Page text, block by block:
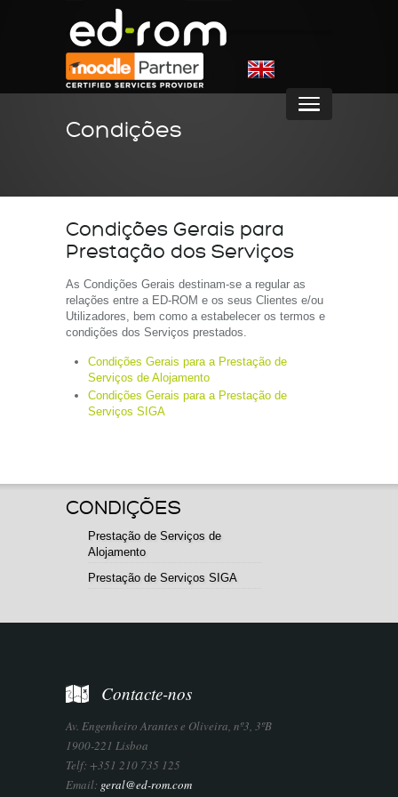
Condições
Condições Gerais para
Prestação dos Serviços
As Condições Gerais destinam-se a regular as
relações entre a ED-ROM e os seus Clientes e/ou
Utilizadores, bem como a estabelecer os termos e
condições dos Serviços prestados.
Condições Gerais para a Prestação de
Serviços de Alojamento
Condições Gerais para a Prestação de
Serviços SIGA
CONDIÇÕES
Prestação de Serviços de
Alojamento
Prestação de Serviços SIGA
Contacte-nos
Av. Engenheiro Arantes e Oliveira, nº3, 3ºB
1900-221 Lisboa
Telf: +351 210 735 125
Email: geral@ed-rom.com